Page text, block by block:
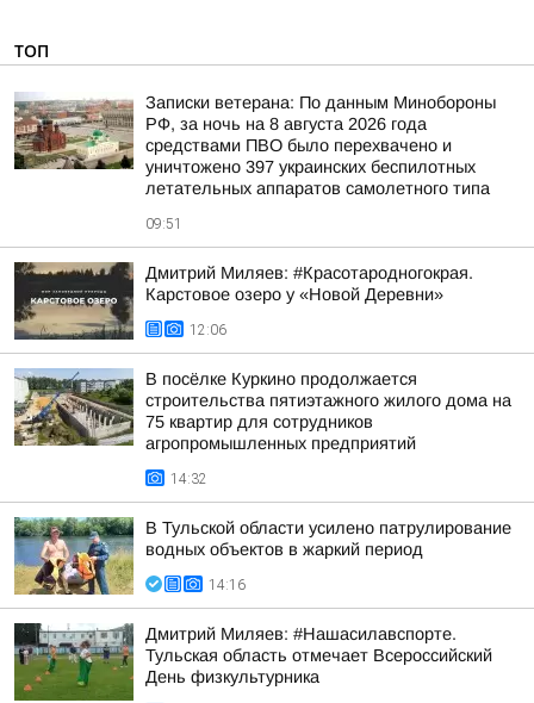
ТОП
Записки ветерана: По данным Минобороны
РФ, за ночь на 8 августа 2026 года
средствами ПВО было перехвачено и
уничтожено 397 украинских беспилотных
летательных аппаратов самолетного типа
09:51
Дмитрий Миляев: #Красотародногокрая.
Карстовое озеро у «Новой Деревни»
12:06
В посёлке Куркино продолжается
строительства пятиэтажного жилого дома на
75 квартир для сотрудников
агропромышленных предприятий
14:32
В Тульской области усилено патрулирование
водных объектов в жаркий период
14:16
Дмитрий Миляев: #Нашасилавспорте.
Тульская область отмечает Всероссийский
День физкультурника